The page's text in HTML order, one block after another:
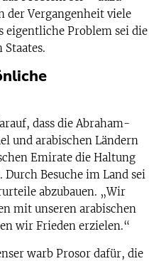
der Vergangenheit viele
eigentliche Problem sei die
Staates.
dass die Abraham-
und arabischen Ländern
Emirate die Haltung
Besuche im Land sei
abzubauen. „Wir
mit unseren arabischen
wir Frieden erzielen.“
warb Prosor dafür, die